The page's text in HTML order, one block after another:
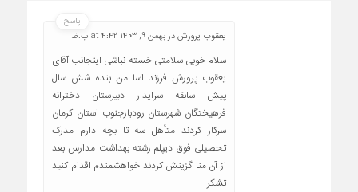
یعقوب پرورشدر بهمن 9, 1403 at 4:42 ب.ظ
سلام خوبی سلامتی خسته نباشی اینجانب آقای
یعقوب پرورش فرزند اسا من بنده شش سال
پیش سابقه سرایدار دبیرستان دخترانه
فرهیختگان شهرستان رودبارجنوب استان کرمان
سرکار کردند متأهل سه تا بچه دارم مدرک
تحصیلی فوق دیپلم رشته بهداشت مدارس بعد
از آن منا گزینش کردند خواهشمندم اقدام کنید
تشکر
پاسخ